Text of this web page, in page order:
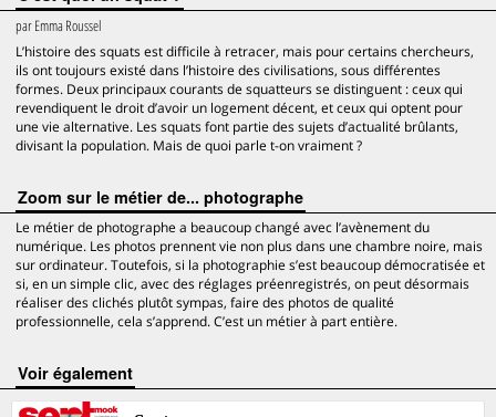
parEmma Roussel
L’histoire des squats est difficile à retracer, mais pour certains chercheurs,
ils ont toujours existé dans l’histoire des civilisations, sous différentes
formes. Deux principaux courants de squatteurs se distinguent : ceux qui
revendiquent le droit d’avoir un logement décent, et ceux qui optent pour
une vie alternative. Les squats font partie des sujets d’actualité brûlants,
divisant la population. Mais de quoi parle t-on vraiment ?
Zoom sur le métier de... photographe
Le métier de photographe a beaucoup changé avec l’avènement du
numérique. Les photos prennent vie non plus dans une chambre noire, mais
sur ordinateur. Toutefois, si la photographie s’est beaucoup démocratisée et
si, en un simple clic, avec des réglages préenregistrés, on peut désormais
réaliser des clichés plutôt sympas, faire des photos de qualité
professionnelle, cela s’apprend. C’est un métier à part entière.
voir également